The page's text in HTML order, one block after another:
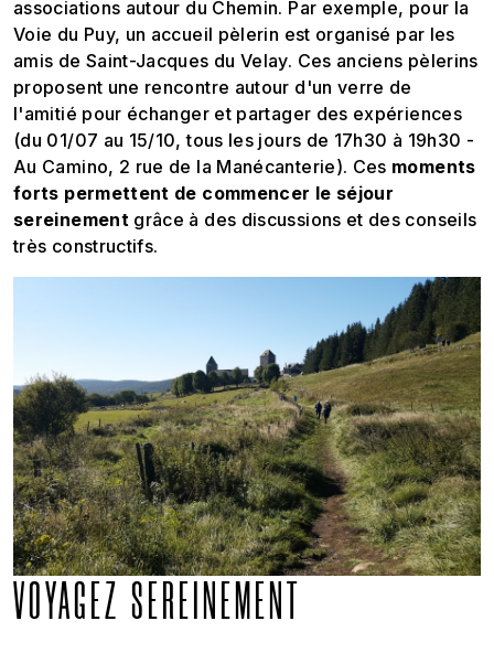
associations autour du Chemin. Par exemple, pour la
Voie du Puy, un accueil pèlerin est organisé par les
amis de Saint-Jacques du Velay. Ces anciens pèlerins
proposent une rencontre autour d'un verre de
l'amitié pour échanger et partager des expériences
(du 01/07 au 15/10, tous les jours de 17h30 à 19h30 -
Au Camino, 2 rue de la Manécanterie). Ces moments
forts permettent de commencer le séjour
sereinement grâce à des discussions et des conseils
très constructifs.
VOYAGEZ SEREINEMENT